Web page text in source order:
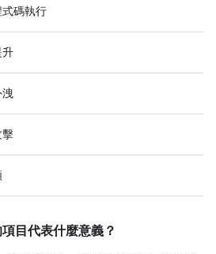
碼執行
升
洩
擊
目代表什麼意義？